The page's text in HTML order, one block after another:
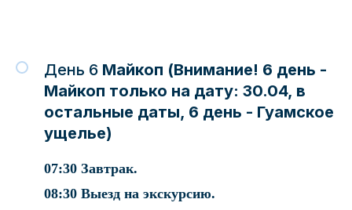
День 6 Майкоп (Внимание! 6 день -
Майкоп только на дату: 30.04, в
остальные даты, 6 день - Гуамское
ущелье)
07:30 Завтрак.
08:30 Выезд на экскурсию.